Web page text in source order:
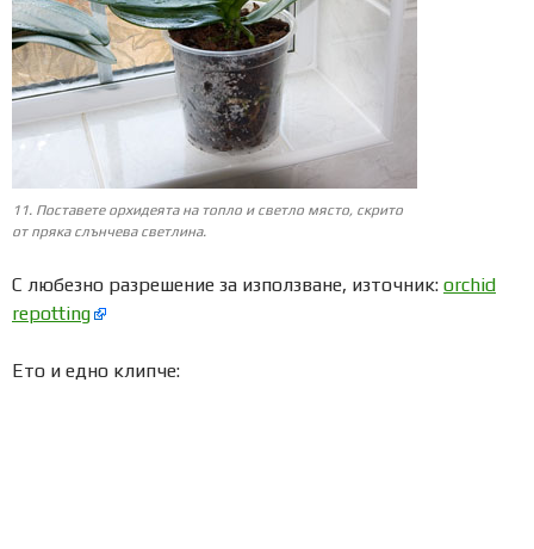
11. Поставете орхидеята на топло и светло място, скрито
от пряка слънчева светлина.
С любезно разрешение за използване, източник: orchid
repotting
Ето и едно клипче: